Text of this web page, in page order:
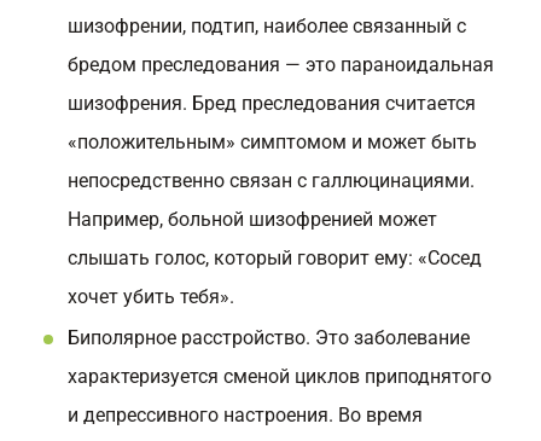
шизофрении, подтип, наиболее связанный с
бредом преследования — это параноидальная
шизофрения. Бред преследования считается
«положительным» симптомом и может быть
непосредственно связан с галлюцинациями.
Например, больной шизофренией может
слышать голос, который говорит ему: «Сосед
хочет убить тебя».
Биполярное расстройство. Это заболевание
характеризуется сменой циклов приподнятого
и депрессивного настроения. Во время